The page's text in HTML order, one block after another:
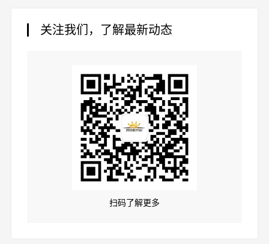
关注我们，了解最新动态
扫码了解更多